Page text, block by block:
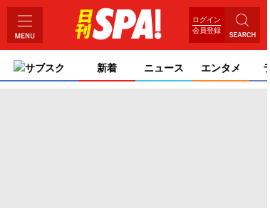
ログイン
会員登録
サブスク 新着 ニュース エンタメ